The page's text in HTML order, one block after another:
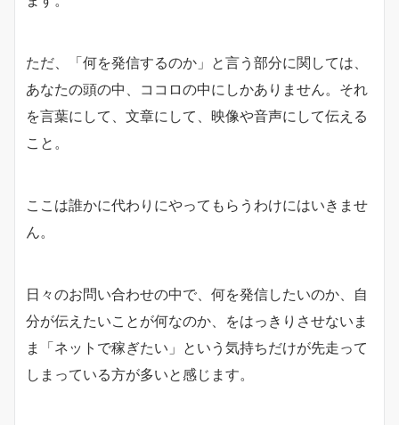
ただ、「何を発信するのか」と言う部分に関しては、
あなたの頭の中、ココロの中にしかありません。それ
を言葉にして、文章にして、映像や音声にして伝える
こと。
ここは誰かに代わりにやってもらうわけにはいきませ
ん。
日々のお問い合わせの中で、何を発信したいのか、自
分が伝えたいことが何なのか、をはっきりさせないま
ま「ネットで稼ぎたい」という気持ちだけが先走って
しまっている方が多いと感じます。